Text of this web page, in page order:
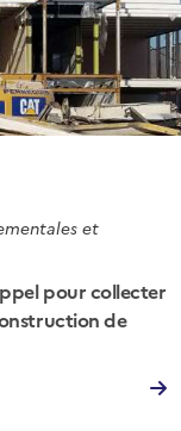
et
pour collecter
de